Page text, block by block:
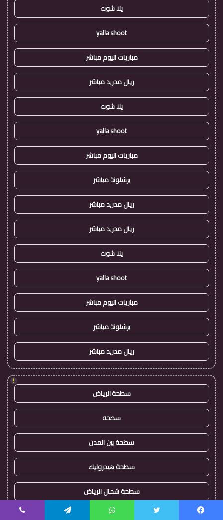
يلا شوت
yalla shoot
مباريات اليوم مباشر
ريال مدريد مباشر
يلا شوت
yalla shoot
مباريات اليوم مباشر
برشلونة مباشر
ريال مدريد مباشر
ريال مدريد مباشر
يلا شوت
yalla shoot
مباريات اليوم مباشر
برشلونة مباشر
ريال مدريد مباشر
!
سطحة الرياض
سطحه
سطحة بين المدن
سطحة هيدروليك
سطحة شمال الرياض
سطحة غرب الرياض